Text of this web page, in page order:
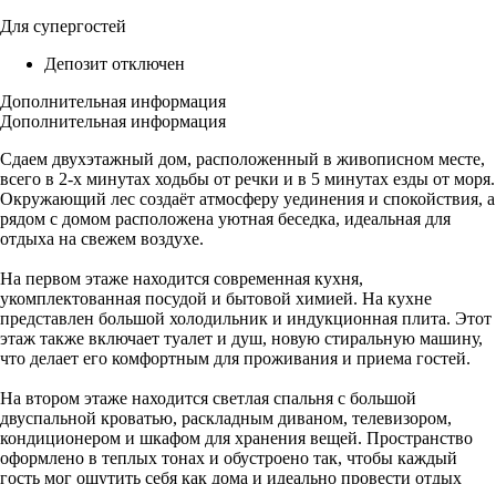
Для супергостей
Депозит отключен
Дополнительная информация
Дополнительная информация
Сдаем двухэтажный дом, расположенный в живописном месте,
всего в 2-х минутах ходьбы от речки и в 5 минутах езды от моря.
Окружающий лес создаёт атмосферу уединения и спокойствия, а
рядом с домом расположена уютная беседка, идеальная для
отдыха на свежем воздухе.
На первом этаже находится современная кухня,
укомплектованная посудой и бытовой химией. На кухне
представлен большой холодильник и индукционная плита. Этот
этаж также включает туалет и душ, новую стиральную машину,
что делает его комфортным для проживания и приема гостей.
На втором этаже находится светлая спальня с большой
двуспальной кроватью, раскладным диваном, телевизором,
кондиционером и шкафом для хранения вещей. Пространство
оформлено в теплых тонах и обустроено так, чтобы каждый
гость мог ощутить себя как дома и идеально провести отдых